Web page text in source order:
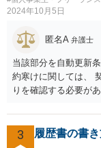
ことはできません。
通らなくなるため，
す。 ・ご家族名義の
破産ともに，返済が
場合が多いです。も
できます。 ・個人再
報に掲載されます。
りませんが，官報を
ため，知られる可能
はないかと心配され
ん。 ＜個人再生の
2024年10月5日
匿名A 弁護士
当該部分を自動更新
約寒けに関しては、
りを確認する必要があ
3 履歴書の書